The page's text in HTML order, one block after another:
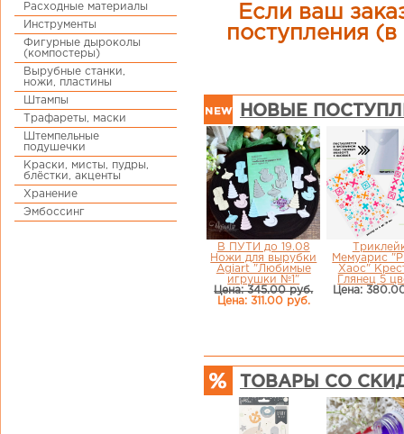
Расходные материалы
Инструменты
Фигурные дыроколы
(компостеры)
Вырубные станки,
ножи, пластины
Штампы
Трафареты, маски
Штемпельные
подушечки
Краски, мисты, пудры,
блёстки, акценты
Хранение
Эмбоссинг
Если ваш
поступления (в
НОВЫЕ
В ПУТИ до 19.08
Ножи для вырубки
Agiart "Любимые
игрушки №1"
Цена: 345.00 руб.
Цена: 311.00 руб.
Мемуарис
Хаос"
Глянец 5
Цена:
ТОВАРЫ СО